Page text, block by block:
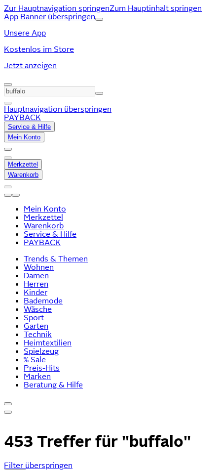
Zur Hauptnavigation springenZum Hauptinhalt springen
App Banner überspringen
Unsere App
Kostenlos im Store
Jetzt anzeigen
Hauptnavigation überspringen
PAYBACK
Service & Hilfe
Mein Konto
Merkzettel
Warenkorb
Mein Konto
Merkzettel
Warenkorb
Service & Hilfe
PAYBACK
Trends & Themen
Wohnen
Damen
Herren
Kinder
Bademode
Wäsche
Sport
Garten
Technik
Heimtextilien
Spielzeug
% Sale
Preis-Hits
Marken
Beratung & Hilfe
453 Treffer für "buffalo"
Filter überspringen